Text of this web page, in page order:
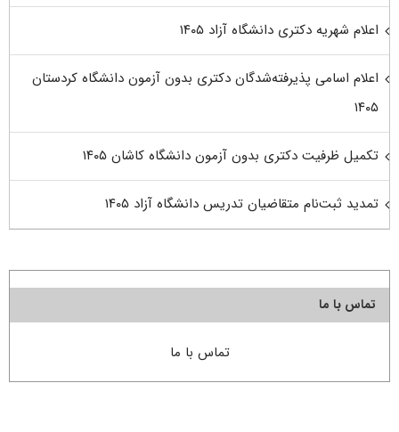
اعلام شهریه دکتری دانشگاه آزاد ۱۴۰۵
اعلام اسامی پذیرفته‌شدگان دکتری بدون آزمون دانشگاه کردستان
۱۴۰۵
تکمیل ظرفیت دکتری بدون آزمون دانشگاه کاشان ۱۴۰۵
تمدید ثبت‌نام متقاضیان تدریس دانشگاه آزاد ۱۴۰۵
تماس با ما
تماس با ما